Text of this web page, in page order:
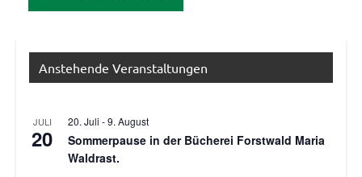
Anstehende Veranstaltungen
JULI
20
20. Juli -9. August
Sommerpause in der Bücherei Forstwald Maria
Waldrast.